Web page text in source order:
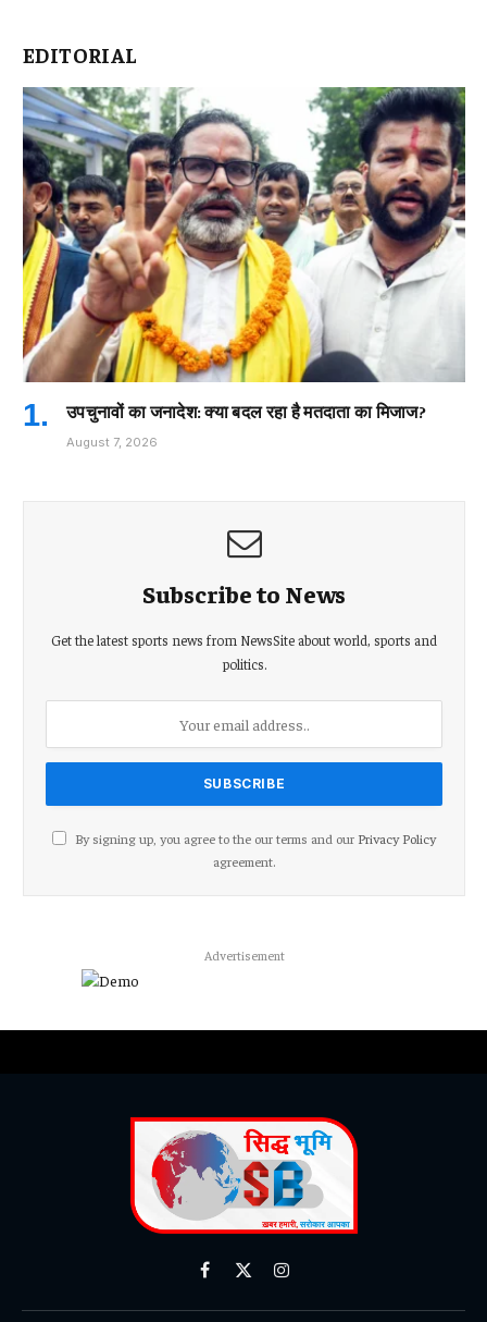
EDITORIAL
उपचुनावों का जनादेश: क्या बदल रहा है मतदाता का मिजाज?
August 7, 2026
Subscribe to News
Get the latest sports news from NewsSite about world, sports and
politics.
By signing up, you agree to the our terms and our Privacy Policy
agreement.
Advertisement
Facebook
X
Instagram